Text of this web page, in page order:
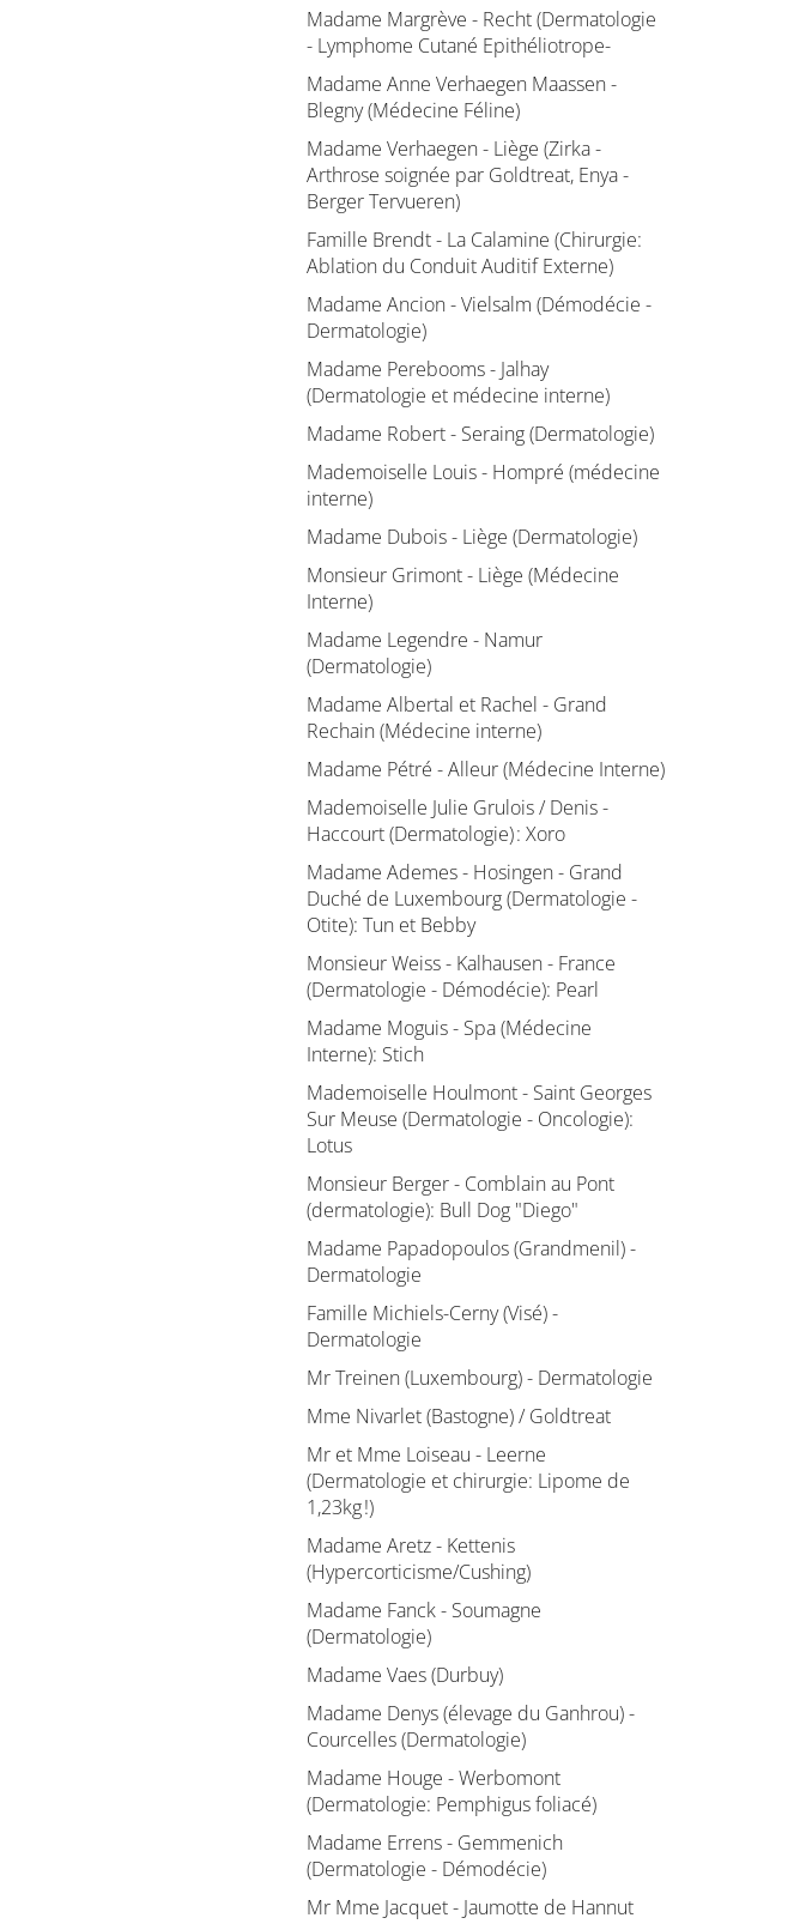
Madame Margrève - Recht (Dermatologie
- Lymphome Cutané Epithéliotrope-
Madame Anne Verhaegen Maassen -
Blegny (Médecine Féline)
Madame Verhaegen - Liège (Zirka -
Arthrose soignée par Goldtreat, Enya -
Berger Tervueren)
Famille Brendt - La Calamine (Chirurgie:
Ablation du Conduit Auditif Externe)
Madame Ancion - Vielsalm (Démodécie -
Dermatologie)
Madame Perebooms - Jalhay
(Dermatologie et médecine interne)
Madame Robert - Seraing (Dermatologie)
Mademoiselle Louis - Hompré (médecine
interne)
Madame Dubois - Liège (Dermatologie)
Monsieur Grimont - Liège (Médecine
Interne)
Madame Legendre - Namur
(Dermatologie)
Madame Albertal et Rachel - Grand
Rechain (Médecine interne)
Madame Pétré - Alleur (Médecine Interne)
Mademoiselle Julie Grulois / Denis -
Haccourt (Dermatologie) : Xoro
Madame Ademes - Hosingen - Grand
Duché de Luxembourg (Dermatologie -
Otite): Tun et Bebby
Monsieur Weiss - Kalhausen - France
(Dermatologie - Démodécie): Pearl
Madame Moguis - Spa (Médecine
Interne): Stich
Mademoiselle Houlmont - Saint Georges
Sur Meuse (Dermatologie - Oncologie):
Lotus
Monsieur Berger - Comblain au Pont
(dermatologie): Bull Dog "Diego"
Madame Papadopoulos (Grandmenil) -
Dermatologie
Famille Michiels-Cerny (Visé) -
Dermatologie
Mr Treinen (Luxembourg) - Dermatologie
Mme Nivarlet (Bastogne) / Goldtreat
Mr et Mme Loiseau - Leerne
(Dermatologie et chirurgie: Lipome de
1,23kg !)
Madame Aretz - Kettenis
(Hypercorticisme/Cushing)
Madame Fanck - Soumagne
(Dermatologie)
Madame Vaes (Durbuy)
Madame Denys (élevage du Ganhrou) -
Courcelles (Dermatologie)
Madame Houge - Werbomont
(Dermatologie: Pemphigus foliacé)
Madame Errens - Gemmenich
(Dermatologie - Démodécie)
Mr Mme Jacquet - Jaumotte de Hannut